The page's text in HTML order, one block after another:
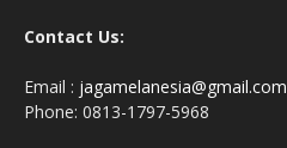
Contact Us:
Email : jagamelanesia@gmail.com
Phone: 0813-1797-5968